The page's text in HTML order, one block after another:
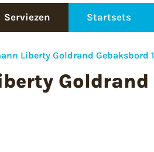
Serviezen Startsets
Liberty Goldrand Gebaksbord
Goldrand